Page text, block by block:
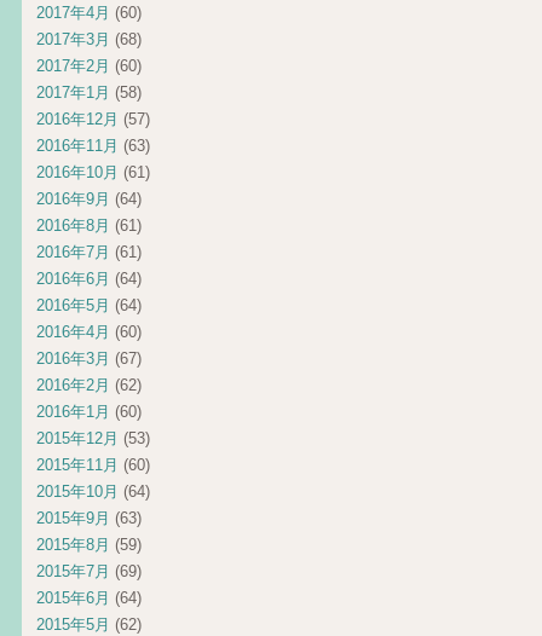
2017年4月 (60)
2017年3月 (68)
2017年2月 (60)
2017年1月 (58)
2016年12月 (57)
2016年11月 (63)
2016年10月 (61)
2016年9月 (64)
2016年8月 (61)
2016年7月 (61)
2016年6月 (64)
2016年5月 (64)
2016年4月 (60)
2016年3月 (67)
2016年2月 (62)
2016年1月 (60)
2015年12月 (53)
2015年11月 (60)
2015年10月 (64)
2015年9月 (63)
2015年8月 (59)
2015年7月 (69)
2015年6月 (64)
2015年5月 (62)